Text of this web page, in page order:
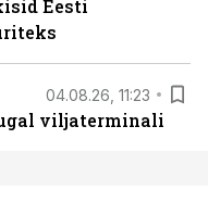
Eesti
04.08.26, 11:23
viljaterminali